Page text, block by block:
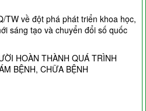
TW về đột phá phát triển khoa học,
sáng tạo và chuyển đổi số quốc
HOÀN THÀNH QUÁ TRÌNH
BỆNH, CHỮA BỆNH